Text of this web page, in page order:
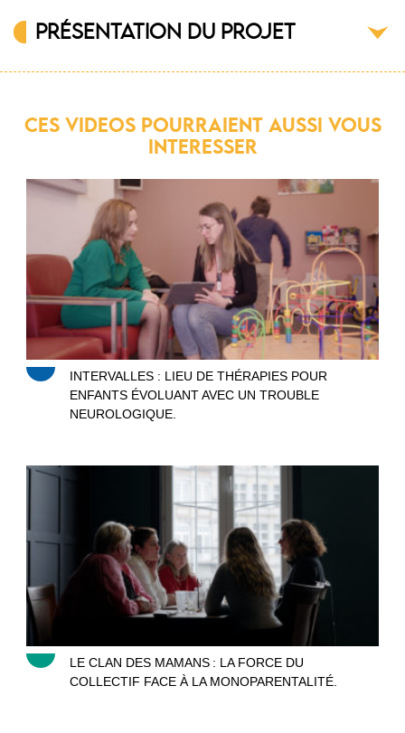
PRÉSENTATION DU PROJET
CES VIDEOS POURRAIENT AUSSI VOUS
INTERESSER
Intervalles
INTERVALLES : LIEU DE THÉRAPIES POUR
ENFANTS ÉVOLUANT AVEC UN TROUBLE
NEUROLOGIQUE.
Le clan des mamans
LE CLAN DES MAMANS : LA FORCE DU
COLLECTIF FACE À LA MONOPARENTALITÉ.